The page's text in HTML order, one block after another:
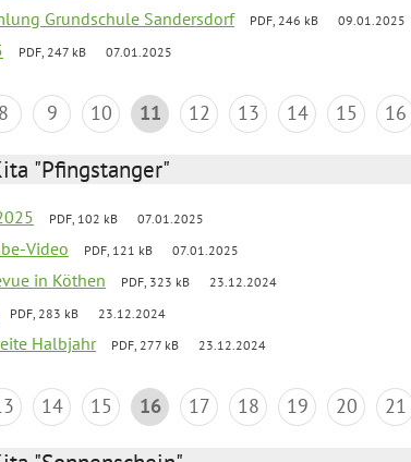
Grundschule Sandersdorf PDF, 246 kB 09.01.2025
PDF, 247 kB 07.01.2025
8 9 10 11 12 13 14 15 16
"Pfingstanger"
PDF, 102 kB 07.01.2025
Video PDF, 121 kB 07.01.2025
in Köthen PDF, 323 kB 23.12.2024
PDF, 283 kB 23.12.2024
Halbjahr PDF, 277 kB 23.12.2024
14 15 16 17 18 19 20 21